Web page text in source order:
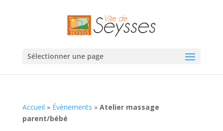
Sélectionner une page
Accueil » Évènements » Atelier massage
parent/bébé